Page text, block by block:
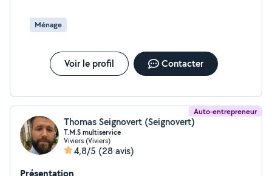
Ménage
Voir le profil Contacter
Auto-entrepreneur
Thomas Seignovert (Seignovert)
T.M.S multiservice
Viviers (Viviers)
4,8/5 (28 avis)
Présentation